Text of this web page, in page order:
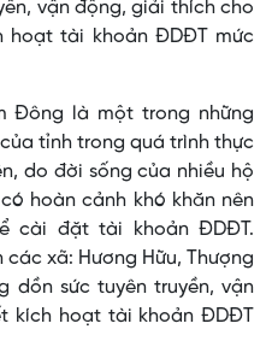
vận động, giải thích cho
hoạt tài khoản ĐDĐT mức
Đông là một trong những
tỉnh trong quá trình thực
do đời sống của nhiều hộ
hoàn cảnh khó khăn nên
cài đặt tài khoản ĐDĐT.
xã: Hương Hữu, Thượng
dồn sức tuyên truyền, vận
kích hoạt tài khoản ĐDĐT